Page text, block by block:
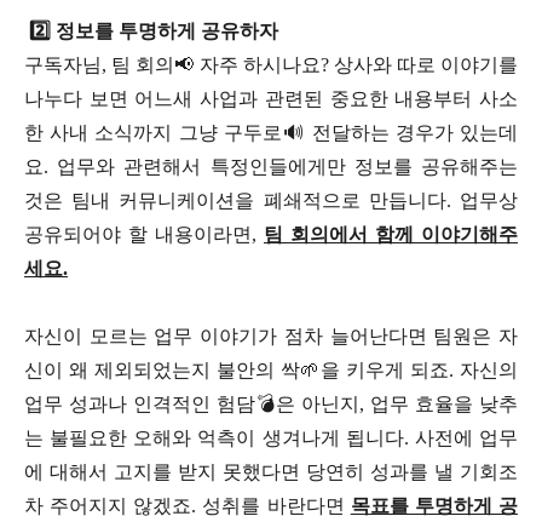
2️⃣ 정보를 투명하게 공유하자
구독자님, 팀 회의📢 자주 하시나요? 상사와 따로 이야기를
나누다 보면 어느새 사업과 관련된 중요한 내용부터 사소
한 사내 소식까지 그냥 구두로🔊 전달하는 경우가 있는데
요. 업무와 관련해서 특정인들에게만 정보를 공유해주는
것은 팀내 커뮤니케이션을 폐쇄적으로 만듭니다. 업무상
공유되어야 할 내용이라면, 팀 회의에서 함께 이야기해주
세요.
자신이 모르는 업무 이야기가 점차 늘어난다면 팀원은 자
신이 왜 제외되었는지 불안의 싹🌱을 키우게 되죠. 자신의
업무 성과나 인격적인 험담💣은 아닌지, 업무 효율을 낮추
는 불필요한 오해와 억측이 생겨나게 됩니다. 사전에 업무
에 대해서 고지를 받지 못했다면 당연히 성과를 낼 기회조
차 주어지지 않겠죠. 성취를 바란다면 목표를 투명하게 공